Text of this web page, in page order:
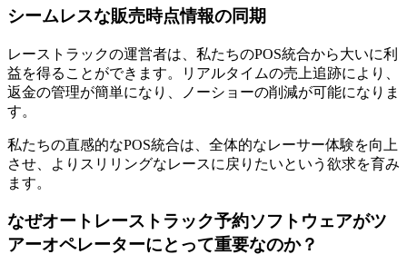
シームレスな販売時点情報の同期
レーストラックの運営者は、私たちのPOS統合から大いに利
益を得ることができます。リアルタイムの売上追跡により、
返金の管理が簡単になり、ノーショーの削減が可能になりま
す。
私たちの直感的なPOS統合は、全体的なレーサー体験を向上
させ、よりスリリングなレースに戻りたいという欲求を育み
ます。
なぜオートレーストラック予約ソフトウェアがツ
アーオペレーターにとって重要なのか？